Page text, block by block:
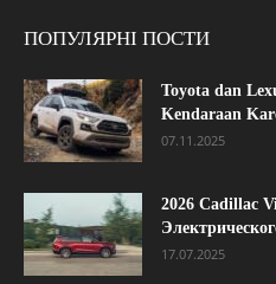
ПОПУЛЯРНІ ПОСТИ
Toyota dan
Kendaraan
07.11.2025
2026 Cadillac
17.07.2025